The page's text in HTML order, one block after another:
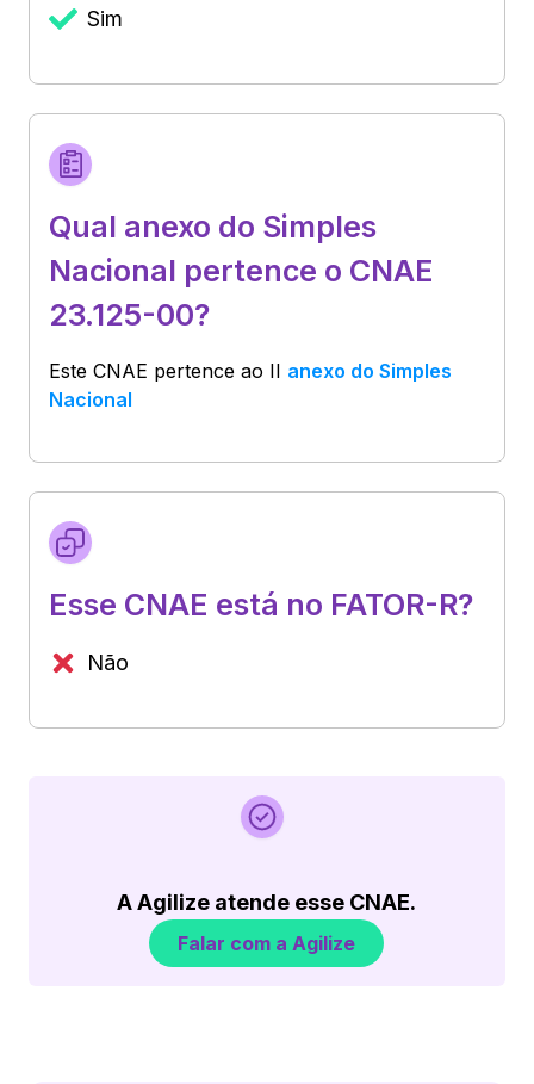
Sim
Qual anexo do Simples
Nacional pertence o CNAE
23.125-00?
Este CNAE pertence ao II anexo do Simples
Nacional
Esse CNAE está no FATOR-R?
Não
A Agilize atende esse CNAE.
Falar com a Agilize